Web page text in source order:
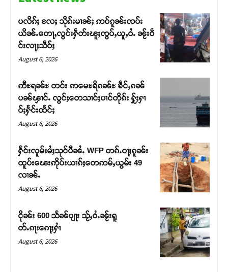
တႃႇႁႂ်ႈသဵင်ၵၢင်ၸႂ်ၵူၼ်းမိူင်း ၵူႈတီႈၵူႈလႅၼ်ပေႃးတေၸွ
တ်ႇ တူဝ်ႈလုမ်ႈၾႃႉၼၼ်ႉ ၶဝ်ႈႁူမ်ႈၵမ်ႉထႅမ် ၸုမ်းၶၢ
ဝ်ႇၽူႈတွႆႇႁွၵ်ႈ လႆႈယူႇၶႃႈဢေႃႈ။
ပလိၵ်ႈ လႄႈ သိုၵ်းမၢၼ်ႈ ဢဝ်ၵူၼ်းၸပ်း
ယိၼ်ႉတေႃႇလွင်းႁဵတ်းၽူႈၸွပ်ႇယူႇဝႆႉ ၼႂ်းဝဵ
င်းလႃႈသဵဝ်ႈ
August 6, 2026
ဢီႊရၼ်ႊ တင်း ဢမေႊရိၵၼ်ႊ ၶဵင်ႇၵၼ်
ပၼ်ၾၢင်ႉ လွင်ႈတေသၢင်ႈပၢင်တိုၵ်း ႁႂ်ႈႁၢ
ဝ်ႈႁႅင်းထႅင်ႈ
August 6, 2026
ႁႅင်းလူမ်းမႆႈသုင်ပီၼႆႉ WFP တၵ်ႉဝႃႈၵူၼ်း
ထူပ်းၽေးဢိုပ်းယၢၵ်ႈတေဢမ်ႇယွမ်း 49
လၢၼ်ႉ
August 6, 2026
ငိုၼ်း 600 သႅၼ်ပျႃး သႂ်ႇဝႆႉၼႂ်းရူ
တ်ႉၵႃးၵေႃႈႁၢႆ
August 6, 2026